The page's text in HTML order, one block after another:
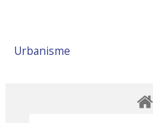
Urbanisme